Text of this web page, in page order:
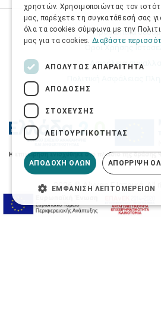
Προσωπικά
Όροι Χρήσης
Ασφάλεια
Πολιτική Ασφάλειας
2026 © Δίγκας Γ. Ιατρικά. All
χρηστών. Χρησιμοποιώντας τον
μας, παρέχετε τη συγκατάθεσή σας
όλα τα cookies σύμφωνα με την
μας για τα cookies. Διαβάστε
ΑΠΟΛΎΤΩΣ ΑΠΑΡΑΊΤΗΤΑ
ΑΠΌΔΟΣΗΣ
ΣΤΌΧΕΥΣΗΣ
ΛΕΙΤΟΥΡΓΙΚΌΤΗΤΑΣ
ΑΠΟΔΟΧΉ ΌΛΩΝ ΑΠΌΡΡΙΨΗ
ΕΜΦΆΝΙΣΗ ΛΕΠΤΟΜΕΡΕΙΏΝ